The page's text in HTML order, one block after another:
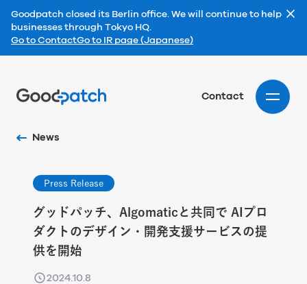
Goodpatch closed its Berlin office. We will continue to help
businesses through Tokyo HQ.
Go to ContactGo to IR page (Japanese)
Contact
News
Press Release
グッドパッチ、Algomaticと共同で AIプロ
ダクトのデザイン・開発支援サービスの提
供を開始
2024.10.8